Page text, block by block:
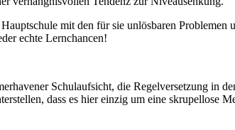
mit den für sie unlösbaren Problemen
echte Lernchancen!
Schulaufsicht, die Regelversetzung in
dass es hier einzig um eine skrupellose